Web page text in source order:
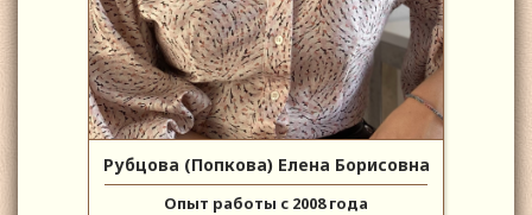
Рубцова (Попкова) Елена Борисовна
Опыт работы с 2008 года